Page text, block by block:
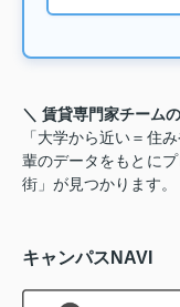
＼ 賃貸専門家チーム
「大学から近い＝住
輩のデータをもとに
街」が見つかります。
キャンパスNAVI